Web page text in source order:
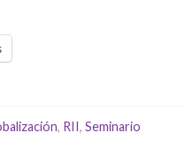
, RII, Seminario